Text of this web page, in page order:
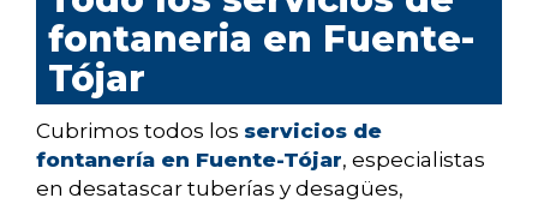
fontaneria en Fuente-
Tójar
Cubrimos todos los servicios de
fontanería en Fuente-Tójar, especialistas
en desatascar tuberías y desagües,